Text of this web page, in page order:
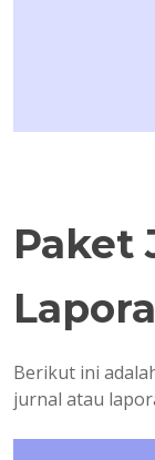
Paket
Berikut ini
jurnal atau